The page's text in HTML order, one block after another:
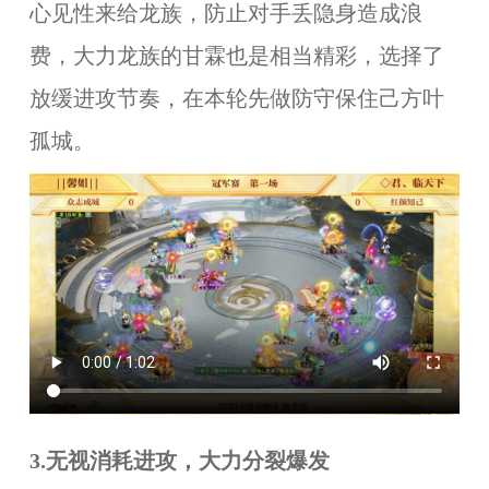
心见性来给龙族，防止对手丢隐身造成浪
费，大力龙族的甘霖也是相当精彩，选择了
放缓进攻节奏，在本轮先做防守保住己方叶
孤城。
3.无视消耗进攻，大力分裂爆发